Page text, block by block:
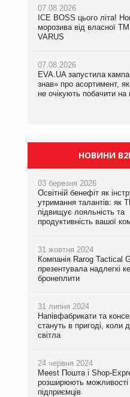
07.08.2026
ICE BOSS цього літа!
морозива від власної
VARUS
07.08.2026
EVA.UA запустила
знав» про асортимент,
не очікують побачити на
06.08.2026
Смачна новинка для
VARUS з’явилися паучі
05.08.2026
Мережа супермаркетів
мережу магазинів
компанія налічуватиме
07.08.2026
Франція заборонила
НОВИНИ
03 березня 2026
Освітній бенефіт як
утримання талантів: як
підвищує лояльність та
продуктивність вашої
31 жовтня 2024
Компанія Rarog Tactical
презентувала надлегкі
бронеплити
31 липня 2024
Напівфабрикати та
стануть в пригоді, коли
світла
24 червня 2024
Meest Пошта і Shop-
розширюють можливості
підприємців